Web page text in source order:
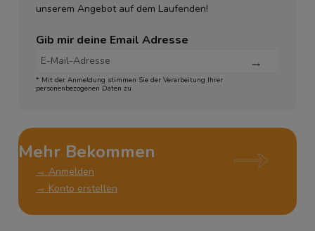
unserem Angebot auf dem Laufenden!
Gib mir deine Email Adresse
* Mit der Anmeldung stimmen Sie der Verarbeitung Ihrer
personenbezogenen Daten zu
Mehr Bekommen
→ Anmelden
→ Konto erstellen